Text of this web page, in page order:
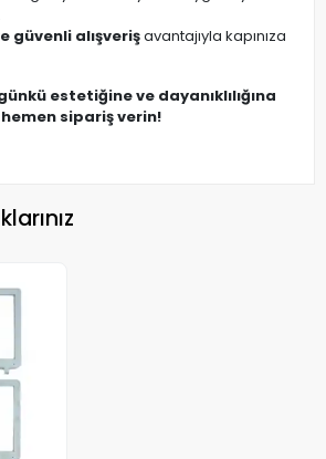
güvenli alışverişavantajıyla kapınıza
estetiğine ve dayanıklılığına
sipariş verin!